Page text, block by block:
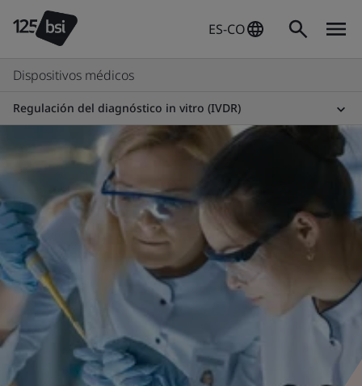
ES-CO
Dispositivos médicos
Regulación del diagnóstico in vitro (IVDR)